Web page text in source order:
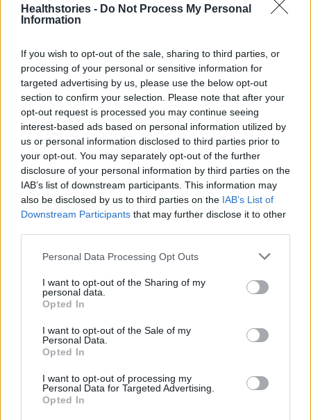
Healthstories - Do Not Process My Personal
Information
If you wish to opt-out of the sale, sharing to third parties, or
processing of your personal or sensitive information for
targeted advertising by us, please use the below opt-out
section to confirm your selection. Please note that after your
opt-out request is processed you may continue seeing
interest-based ads based on personal information utilized by
us or personal information disclosed to third parties prior to
your opt-out. You may separately opt-out of the further
disclosure of your personal information by third parties on the
IAB’s list of downstream participants. This information may
also be disclosed by us to third parties on the IAB’s List of
Downstream Participants that may further disclose it to other
Personal Data Processing Opt Outs
I want to opt-out of the Sharing of my
personal data.
Opted In
I want to opt-out of the Sale of my
Personal Data.
Opted In
I want to opt-out of processing my
Personal Data for Targeted Advertising.
Opted In
ΔΙΑΤΡΟΦΉ
φοιτητές
Το ιδανικό διατροφικό πλάνο για
τους μαθητές που δίνουν
εξετάσεις
22 Μαΐου 2023
ΥΓΕΊΑ ΤΟΥ
Οι φιλοδοξίες των 15χρονων για
σπουδές και εισοδήματα –
Έρευνα του ΙΟΒΕ
13 Απριλίου 2023
2 3
9 πράγματα που δεν πρέπει να
λέτε σε έναν επισκέπτη
27 Φεβρουαρίου 2026